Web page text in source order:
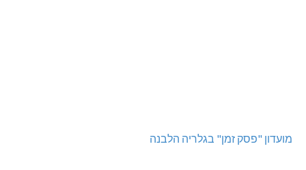
מועדון "פסק זמן" בגלריה הלבנה